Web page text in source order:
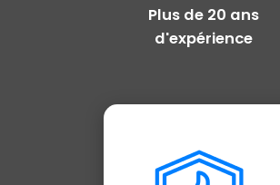
Plus de 20 ans
d'expérience